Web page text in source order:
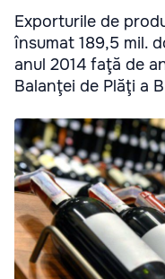
Exporturile de
însumat 189,5 mil.
anul 2014 faţă de
Balanţei de Plăţi a